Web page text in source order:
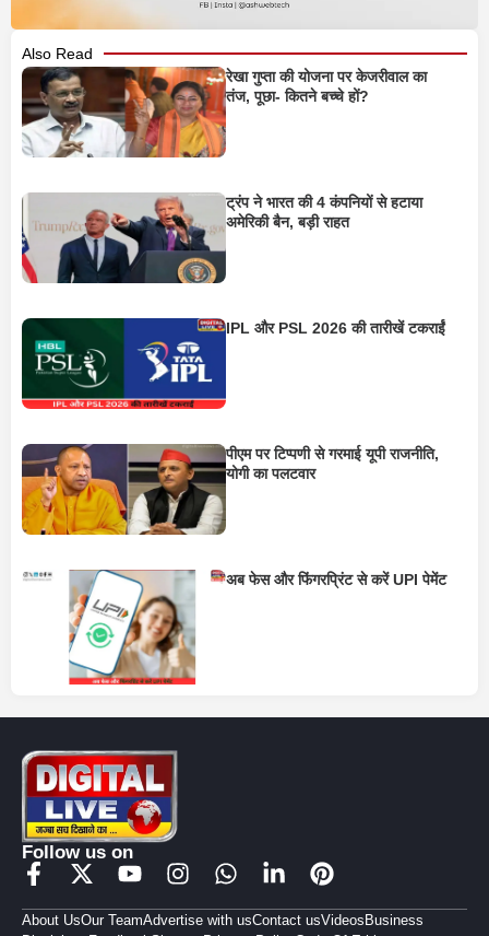
Also Read
रेखा गुप्ता की योजना पर केजरीवाल का
तंज, पूछा- कितने बच्चे हों?
ट्रंप ने भारत की 4 कंपनियों से हटाया
अमेरिकी बैन, बड़ी राहत
IPL और PSL 2026 की तारीखें टकराईं
पीएम पर टिप्पणी से गरमाई यूपी राजनीति,
योगी का पलटवार
अब फेस और फिंगरप्रिंट से करें UPI पेमेंट
Follow us on
About UsOur TeamAdvertise with usContact usVideos Business